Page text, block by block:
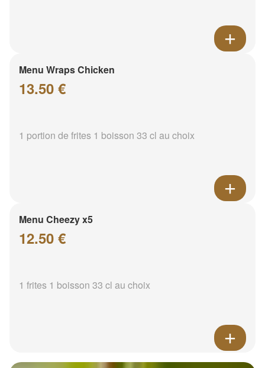
Menu Wraps Chicken
13.50 €
1 portion de frites 1 boisson 33 cl au choix
Menu Cheezy x5
12.50 €
1 frites 1 boisson 33 cl au choix